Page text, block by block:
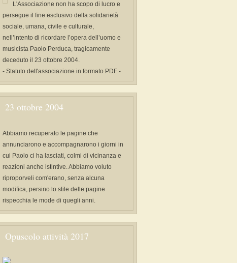
L'Associazione non ha scopo di lucro e
persegue il fine esclusivo della solidarietà
sociale, umana, civile e culturale,
nell’intento di ricordare l’opera dell’uomo e
musicista Paolo Perduca, tragicamente
deceduto il 23 ottobre 2004.
- Statuto dell'associazione in formato PDF -
23 ottobre 2004
Abbiamo recuperato le pagine che
annunciarono e accompagnarono i giorni in
cui Paolo ci ha lasciati, colmi di vicinanza e
reazioni anche istintive. Abbiamo voluto
riproporveli com'erano, senza alcuna
modifica, persino lo stile delle pagine
rispecchia le mode di quegli anni.
Opuscolo attività 2017